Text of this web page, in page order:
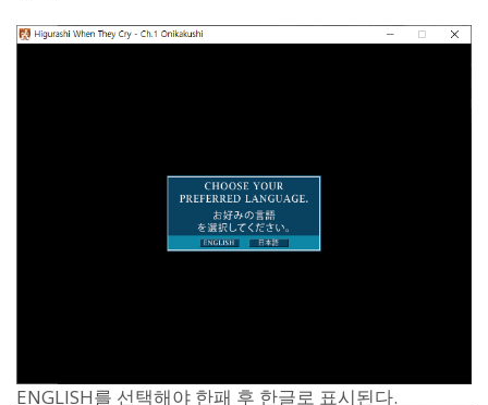
ENGLISH를 선택해야 한패 후 한글로 표시된다.